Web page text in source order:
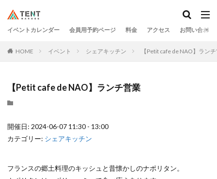
イベントカレンダー 会員用予約ページ 料金 アクセス お問い合わせ
HOME イベント シェアキッチン 【Petit cafe de NAO】ラン
【Petit cafe de NAO】ランチ営業
開催日: 2024-06-07 11:30 - 13:00
カテゴリー: シェアキッチン
フランスの郷土料理のキッシュと昔懐かしのナポリタン。